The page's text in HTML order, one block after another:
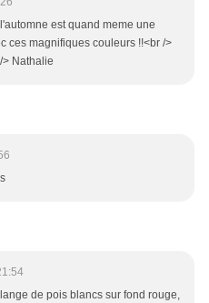
est quand meme une
ces magnifiques couleurs !!<br />
> Nathalie
de pois blancs sur fond rouge,